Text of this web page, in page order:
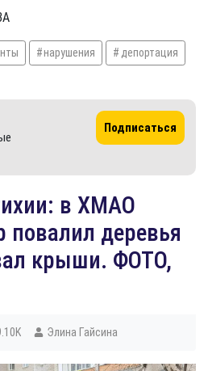
нарушения депортация
Подписаться
в ХМАО
повалил деревья
крыши. ФОТО,
Элина Гайсина